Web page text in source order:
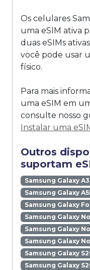
Os celulares
uma eSIM ativa
duas eSIMs
você pode usar
físico.
Para mais
uma eSIM em
consulte nosso
Instalar uma
Outros
suportam
Samsung Galaxy
Samsung Galaxy
Samsung Galaxy
Samsung Galaxy
Samsung Galaxy
Samsung Galaxy
Samsung Galaxy
Samsung Galaxy